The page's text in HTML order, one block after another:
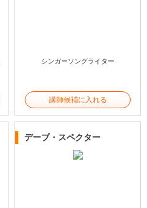
シンガーソングライター
講師候補に入れる
デーブ・スペクター